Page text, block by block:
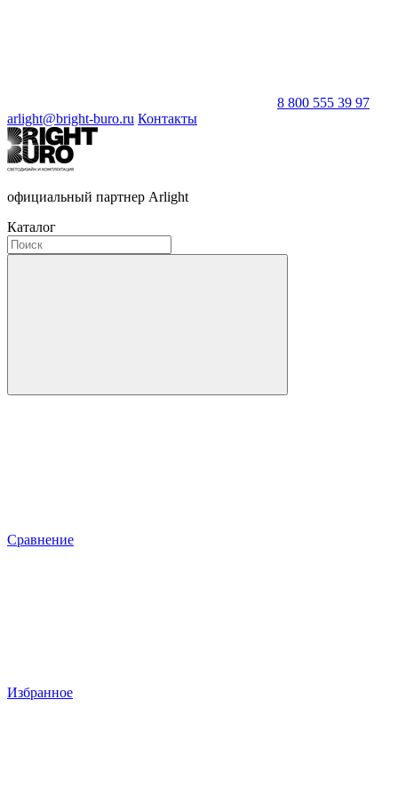
8 800 555 39 97
arlight@bright-buro.ru Контакты
официальный партнер Arlight
Каталог
Сравнение
Избранное